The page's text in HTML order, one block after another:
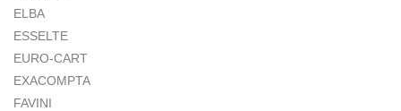
ELBA
ESSELTE
EURO-CART
EXACOMPTA
FAVINI